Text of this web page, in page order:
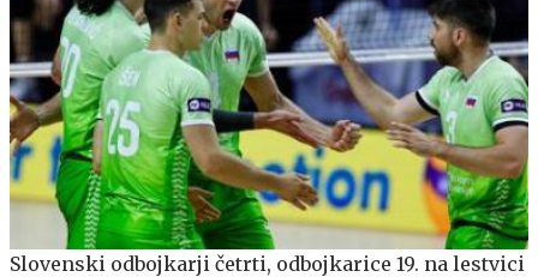
Slovenski odbojkarji četrti, odbojkarice 19. na lestvici